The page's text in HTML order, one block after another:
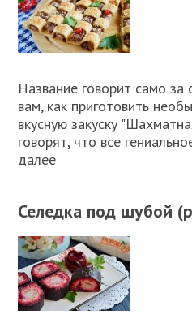
Название говорит само
вам, как приготовить
вкусную закуску
говорят, что все
далее
Селедка под шубой